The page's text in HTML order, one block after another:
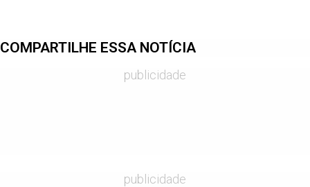
COMPARTILHE ESSA NOTÍCIA
publicidade
publicidade